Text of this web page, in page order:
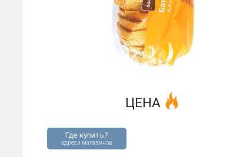
Где купить?
адреса магазинов
ЦЕНА